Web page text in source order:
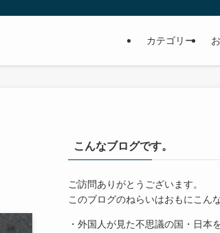
カテゴリー
こんなブログです。
ご訪問ありがとうございます。
このブログのねらいはおもにこん
・外国人が見た不思議の国・日本